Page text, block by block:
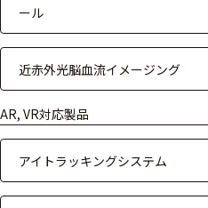
テレメー
タ
センサ・信号処
理関連
ール
近赤外光脳血流イメージング
AR, VR対応製品
アイトラッキングシステム